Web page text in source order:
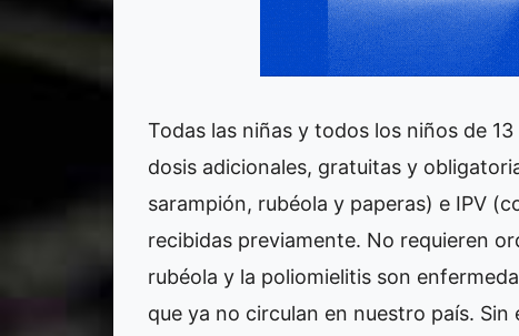
Todas las niñas y todos los niños de
dosis adicionales, gratuitas y
sarampión, rubéola y paperas) e IPV
recibidas previamente. No requieren
rubéola y la poliomielitis son
que ya no circulan en nuestro país.